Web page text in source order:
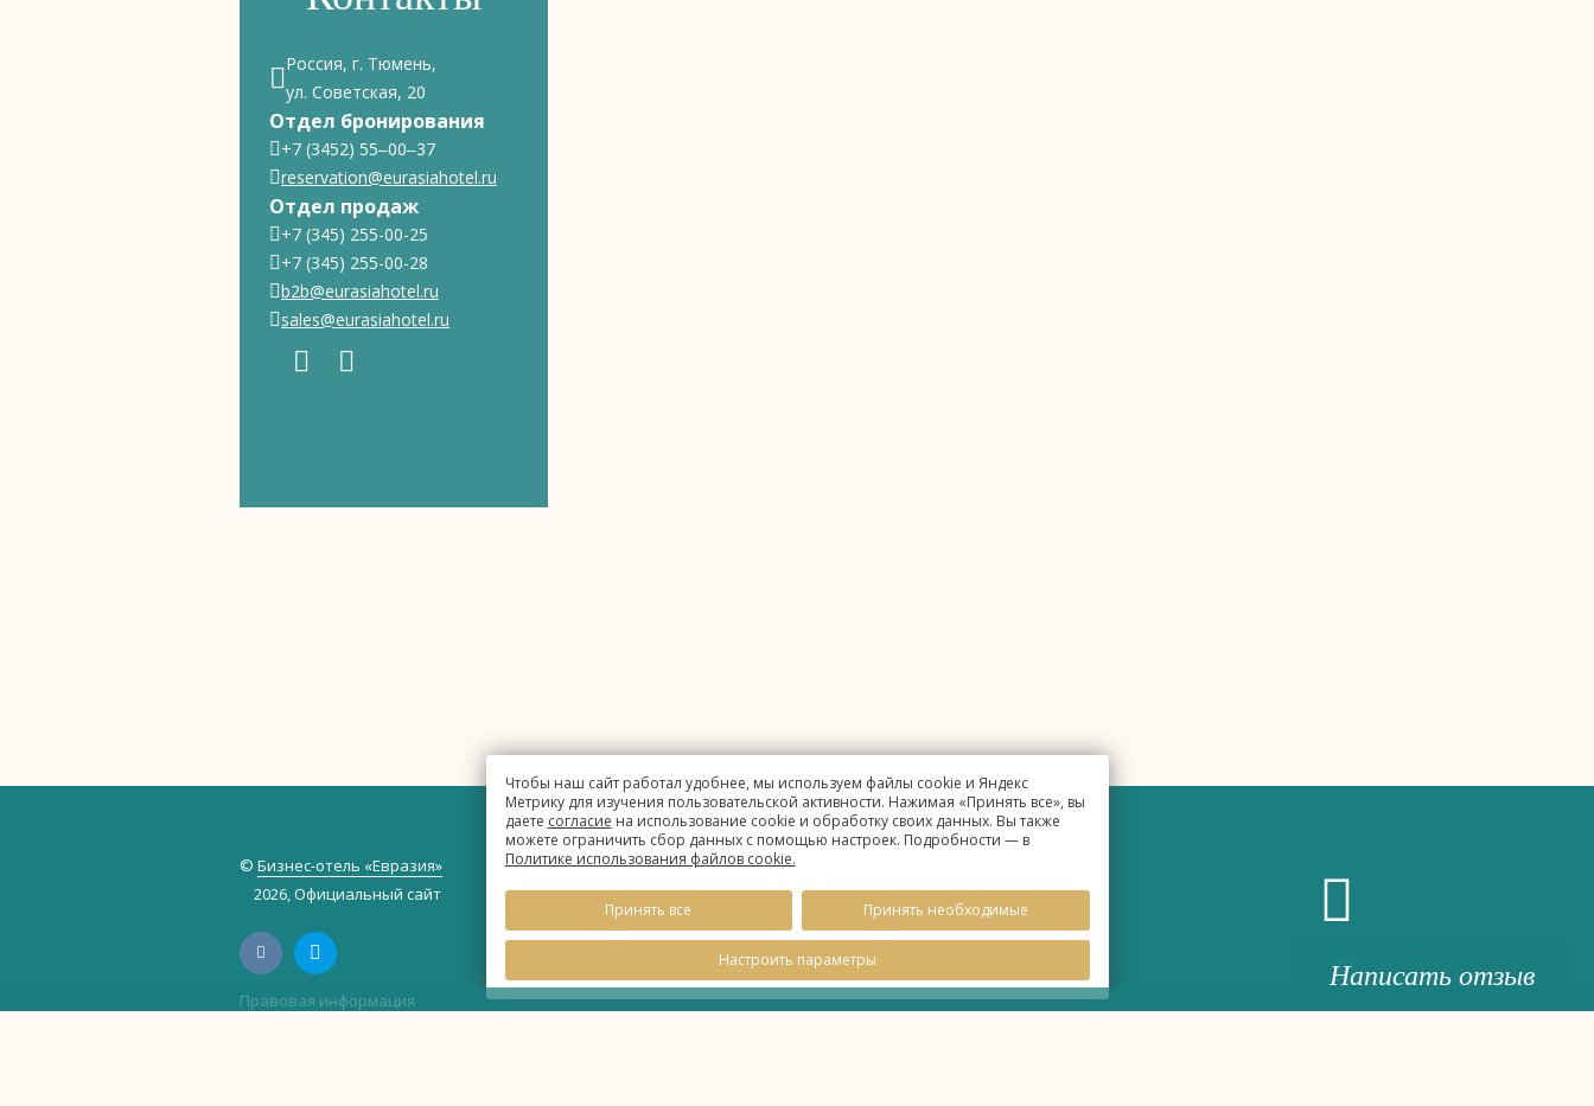
Чтобы наш сайт работал удобнее, мы используем файлы cookie и Яндекс
Метрику для изучения пользовательской активности. Нажимая «Принять все», вы
даете согласие на использование cookie и обработку своих данных. Вы также
можете ограничить сбор данных с помощью настроек. Подробности — в
Политике использования файлов cookie.
Принять все Принять необходимые
Настроить параметры
Написать отзыв
Россия, г. Тюмень,
ул. Советская, 20
Отдел бронирования
+7 (3452) 55‒00‒37
reservation@eurasiahotel.ru
Отдел продаж
+7 (345) 255-00-25
+7 (345) 255-00-28
b2b@eurasiahotel.ru
sales@eurasiahotel.ru
© Бизнес-отель «Евразия»
2026, Официальный сайт
Правовая информация